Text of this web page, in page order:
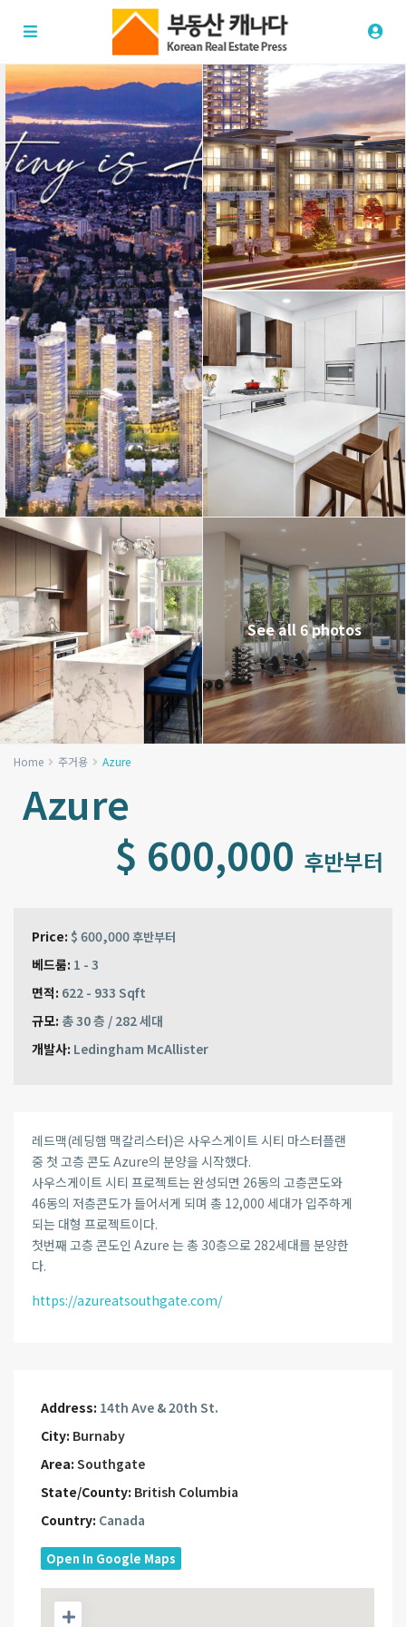
See all 6 photos
Home 주거용 Azure
Azure
$ 600,000 후반부터
Price: $ 600,000 후반부터
베드룸: 1 - 3
면적: 622 - 933 Sqft
규모: 총 30 층 / 282 세대
개발사: Ledingham McAllister
레드맥(레딩햄 맥칼리스터)은 사우스게이트 시티 마스터플랜
중 첫 고층 콘도 Azure의 분양을 시작했다.
사우스게이트 시티 프로젝트는 완성되면 26동의 고층콘도와
46동의 저층콘도가 들어서게 되며 총 12,000 세대가 입주하게
되는 대형 프로젝트이다.
첫번째 고층 콘도인 Azure 는 총 30층으로 282세대를 분양한
다.
https://azureatsouthgate.com/
Address: 14th Ave & 20th St.
City: Burnaby
Area: Southgate
State/County: British Columbia
Country: Canada
Open In Google Maps